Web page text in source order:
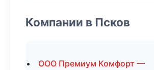
Компании в Псков
ООО Премиум Комфорт —